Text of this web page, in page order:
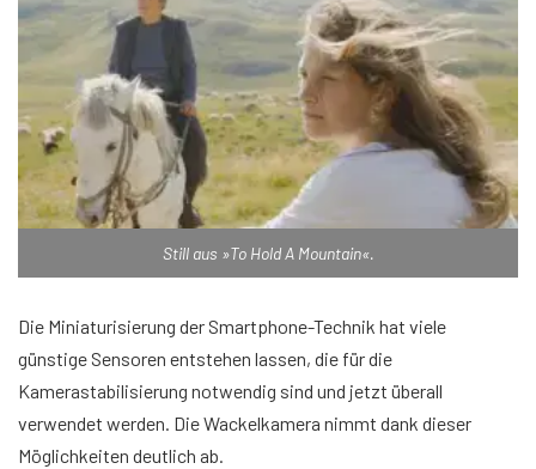
Still aus »To Hold A Mountain«.
Die Miniaturisierung der Smartphone-Technik hat viele
günstige Sensoren entstehen lassen, die für die
Kamerastabilisierung notwendig sind und jetzt überall
verwendet werden. Die Wackelkamera nimmt dank dieser
Möglichkeiten deutlich ab.